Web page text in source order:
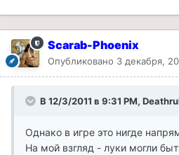
Scarab-Phoenix
Опубликовано 3 декабря,
В 12/3/2011 в 9:31 PM,
Однако в игре это нигде
На мой взгляд - луки могли